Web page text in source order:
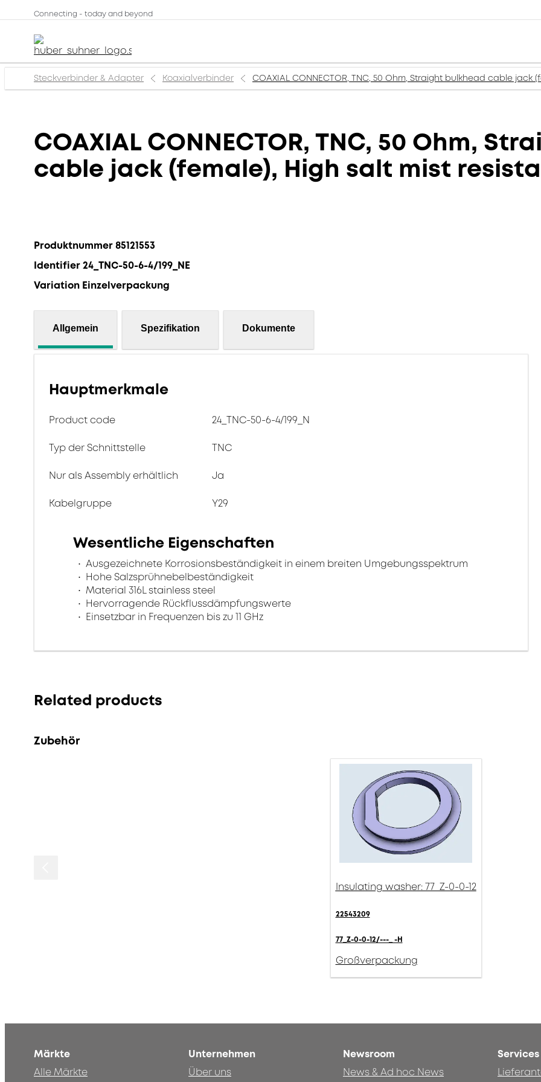
Connecting - today and beyond
Steckverbinder & Adapter Koaxialverbinder COAXIAL CONNECTOR, TNC, 50 Ohm, Straight bulkhead cable jack
COAXIAL CONNECTOR, TNC, 50 Ohm,
cable jack (female), High salt mist
Produktnummer 85121553
Identifier 24_TNC-50-6-4/199_NE
Variation Einzelverpackung
Allgemein Spezifikation Dokumente
Hauptmerkmale
Product code 24_TNC-50-6-4/199_N
Typ der Schnittstelle TNC
Nur als Assembly erhältlich Ja
Kabelgruppe Y29
Wesentliche Eigenschaften
Ausgezeichnete Korrosionsbeständigkeit in einem breiten Umgebungsspektrum
Hohe Salzsprühnebelbeständigkeit
Material 316L stainless steel
Hervorragende Rückflussdämpfungswerte
Einsetzbar in Frequenzen bis zu 11 GHz
Related products
Zubehör
Insulating washer: 77_Z-0-0-12
22543209
77_Z-0-0-12/---_ -H
Großverpackung
Märkte
Alle Märkte
Unternehmen
Über uns
Newsroom
News & Ad hoc News
Services